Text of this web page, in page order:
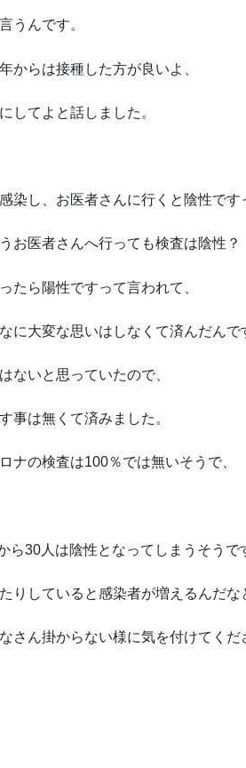
うんです。
からは接種した方が良いよ、
してよと話しました。
染し、お医者さんに行くと陰性です
お医者さんへ行っても検査は陰性？
たら陽性ですって言われて、
に大変な思いはしなくて済んだんで
ないと思っていたので、
事は無くて済みました。
ナの検査は100％では無いそうで、
30人は陰性となってしまうそうで
りしていると感染者が増えるんだな
さん掛からない様に気を付けてくだ